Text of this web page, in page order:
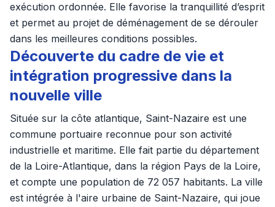
exécution ordonnée. Elle favorise la tranquillité d’esprit
et permet au projet de déménagement de se dérouler
dans les meilleures conditions possibles.
Découverte du cadre de vie et
intégration progressive dans la
nouvelle ville
Située sur la côte atlantique, Saint-Nazaire est une
commune portuaire reconnue pour son activité
industrielle et maritime. Elle fait partie du département
de la Loire-Atlantique, dans la région Pays de la Loire,
et compte une population de 72 057 habitants. La ville
est intégrée à l'aire urbaine de Saint-Nazaire, qui joue